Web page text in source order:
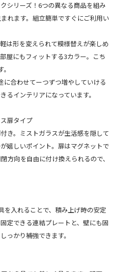
シリーズ！6つの異なる商品を組み
れます。組立簡単ですぐにご利用い
は形を変えられて糢様替えが楽しめ
屋にもフィットする3カラー。こち
に合わせてーつずつ増やしていける
るインテリアになっています。
扉タイプ
き。ミストガラスが生活感を隠して
嬉しいポイント。扉はマグネットで
方向を自由に付け換えられるので、
を入れることで、積み上げ時の安定
定できる連結プレートと、壁にも固
っかり補強できます。